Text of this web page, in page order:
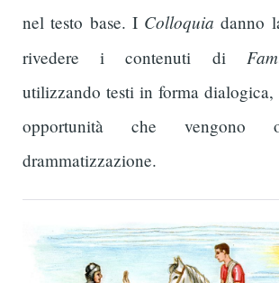
nel testo base. I Colloquia danno
rivedere i contenuti di
utilizzando testi in forma dialogica,
opportunità che vengono
drammatizzazione.